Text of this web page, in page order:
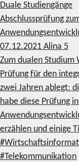
Duale Studiengänge
Abschlussprüfung
07.12.2021 Alina 5
Zum dualen
Prüfung für den
zwei Jahren ablegt:
habe diese Prüfung
erzählen und einige
#Telekommunikation